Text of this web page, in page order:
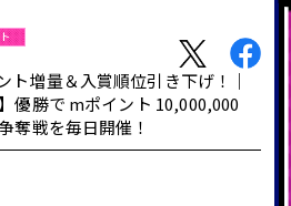
ト増量＆入賞順位引き下げ！｜
優勝で mポイント 10,000,000
奪戦を毎日開催！